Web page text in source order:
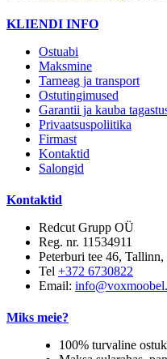
KLIENDI INFO
Ostuabi
Maksmine
Tarneag ja transport
Ostutingimused
Garantii ja kauba
Privaatsuspoliitika
Firmast
Kontaktid
Salongid
Kontaktid
Redcut Grupp OÜ
Reg. nr. 11534911
Peterburi tee 46, Tallinn,
Tel +372 6730822
Email:
Miks meie?
100% turvaline